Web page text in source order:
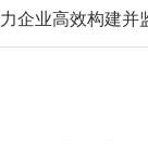
业高效构建并监